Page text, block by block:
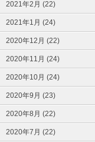
2021年2月 (22)
2021年1月 (24)
2020年12月 (22)
2020年11月 (24)
2020年10月 (24)
2020年9月 (23)
2020年8月 (22)
2020年7月 (22)